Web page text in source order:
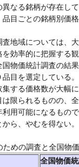
なる銘柄が存在し
目ごとの銘柄別価
地域については、
効率的に把握する
物価統計調査の結
目を選定している。
する価格数が大幅
限られるものの、
用可能になるもの
ら、やむを得ない。
めの調査と全国物
全国物価